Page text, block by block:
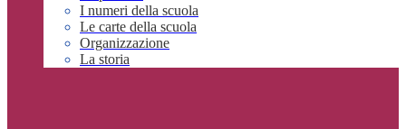
I numeri della scuola
Le carte della scuola
Organizzazione
La storia